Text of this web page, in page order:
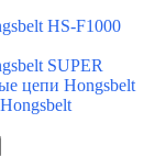
HS-F1000
SUPER
цепи Hongsbelt